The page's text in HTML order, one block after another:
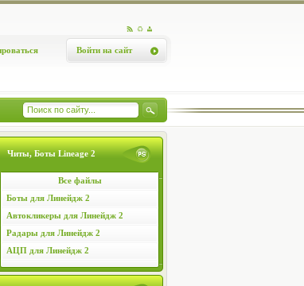
Войти на сайт
Читы, Боты Lineage 2
Все файлы
Боты для Линейдж 2
Автокликеры для Линейдж 2
Радары для Линейдж 2
АЦП для Линейдж 2